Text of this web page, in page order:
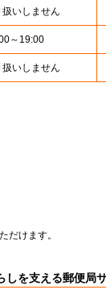
扱いしません
～19:00
扱いしません
だけます。
しを支える郵便局